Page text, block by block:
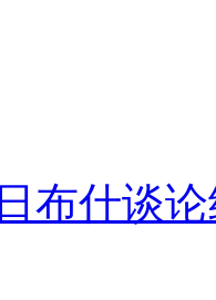
布什谈